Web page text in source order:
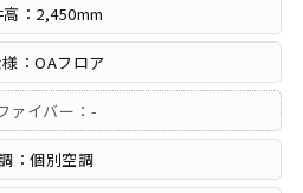
：2,450mm
：OAフロア
ァイバー：-
：個別空調